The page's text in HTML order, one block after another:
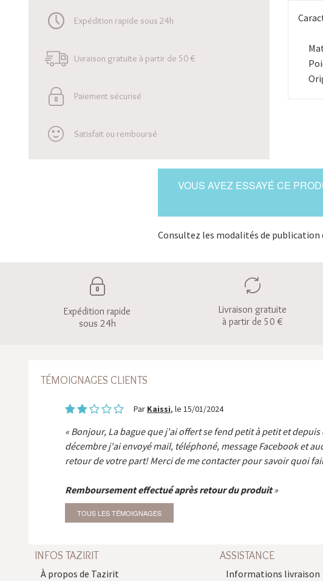
Expédition rapide sous 24h
Livraison gratuite à partir de 50 €
Paiement sécurisé
Satisfait ou remboursé
VOUS AVEZ ESSAYÉ CE
Consultez les modalités de
Expédition rapide
sous 24h
Livraison gratuite
à partir de 50 €
TÉMOIGNAGES CLIENTS
Par Kaissi, le 15/01/2024
Bonjour, La bague que j'ai offert se fend petit à petit et
décembre j'ai envoyé mail, téléphoné, message Facebook et
retour de votre part! Merci de me contacter pour savoir quoi
Remboursement effectué après retour du produit
TOUS LES TÉMOIGNAGES
INFOS TAZIRIT
À propos de Tazirit
ASSISTANCE
Informations livraison